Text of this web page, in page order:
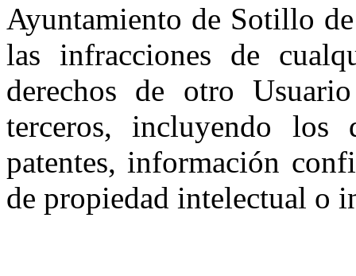
Ayuntamiento de Sotillo
las infracciones de
derechos de otro
terceros, incluyendo los
patentes, información
de propiedad intelectual o